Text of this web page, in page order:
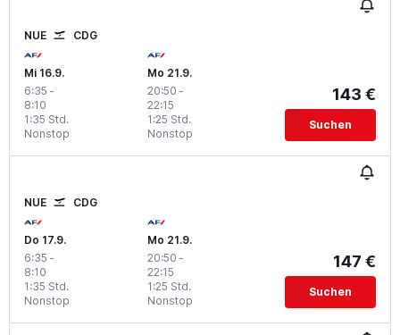
NUE CDG
Mi 16.9.
6:35 -
8:10
Nonstop
1:35 Std.
Mo 21.9.
20:50 -
22:15
Nonstop
1:25 Std.
143 €
Suchen
NUE CDG
Do 17.9.
6:35 -
8:10
Nonstop
1:35 Std.
Mo 21.9.
20:50 -
22:15
Nonstop
1:25 Std.
147 €
Suchen